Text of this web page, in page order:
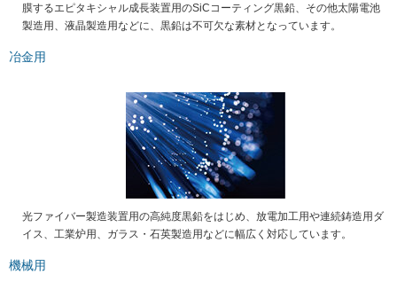
膜するエピタキシャル成長装置用のSiCコーティング黒鉛、その他太陽電池
製造用、液晶製造用などに、黒鉛は不可欠な素材となっています。
冶金用
光ファイバー製造装置用の高純度黒鉛をはじめ、放電加工用や連続鋳造用ダ
イス、工業炉用、ガラス・石英製造用などに幅広く対応しています。
機械用